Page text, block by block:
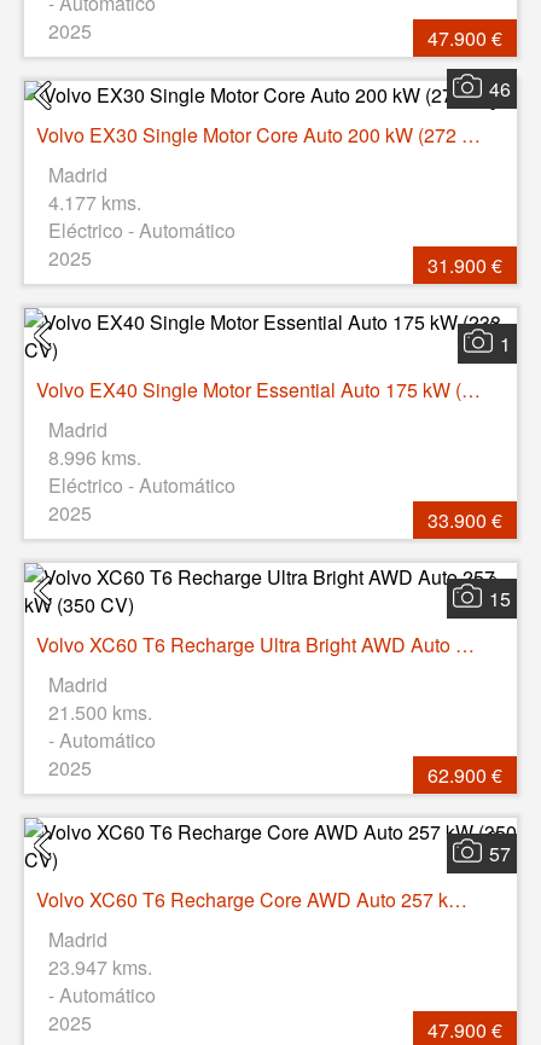
2025
47.900 €
46
Volvo EX30 Single Motor Core Auto 200 kW (272 CV)
Madrid
4.177 kms.
Eléctrico - Automático
2025
31.900 €
1
Volvo EX40 Single Motor Essential Auto 175 kW (238 CV)
Madrid
8.996 kms.
Eléctrico - Automático
2025
33.900 €
15
Volvo XC60 T6 Recharge Ultra Bright AWD Auto 257 kW (350 CV)
Madrid
21.500 kms.
- Automático
2025
62.900 €
57
Volvo XC60 T6 Recharge Core AWD Auto 257 kW (350 CV)
Madrid
23.947 kms.
- Automático
2025
47.900 €